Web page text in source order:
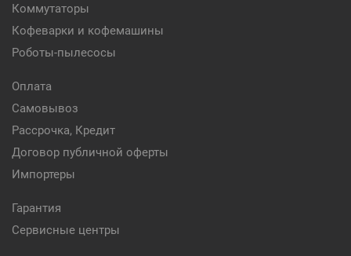
Коммутаторы
Кофеварки и кофемашины
Роботы-пылесосы
Оплата
Самовывоз
Рассрочка, Кредит
Договор публичной оферты
Импортеры
Гарантия
Сервисные центры